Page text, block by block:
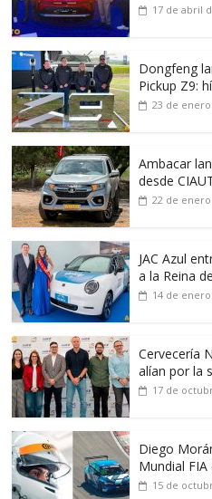
17 de abril
Dongfeng
Pickup Z9:
23 de
Ambacar
desde
22 de
JAC Azul
a la Reina
14 de
Cervecería
alían por la
17 de
Diego
Mundial
15 de